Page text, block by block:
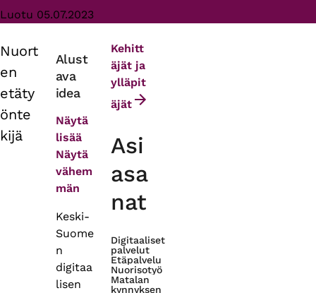
Luotu 05.07.2023
Primary
tabs
Nuort
en
etäty
önte
kijä
Alust
ava
idea
Näytä
lisää
Näytä
vähem
män
Keski-
Suome
n
digitaa
lisen
Kehitt
äjät ja
ylläpit
äjät
Asi
asa
nat
Digitaaliset
palvelut
Etäpalvelu
Nuorisotyö
Matalan
kynnyksen